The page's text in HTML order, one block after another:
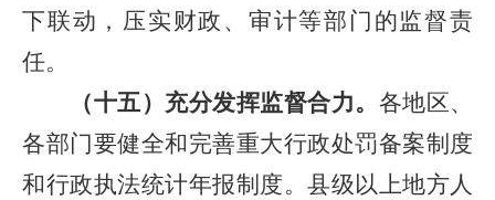
下联动，压实财政、审计等部门的监督责
任。
（十五）充分发挥监督合力。 各地区、
各部门要健全和完善重大行政处罚备案制度
和行政执法统计年报制度。县级以上地方人